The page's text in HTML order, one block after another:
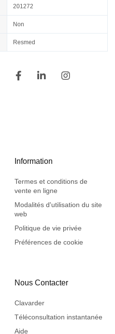
201272
Non
Resmed
Information
Termes et conditions de
vente en ligne
Modalités d'utilisation du site
web
Politique de vie privée
Préférences de cookie
Nous Contacter
Clavarder
Téléconsultation instantanée
Aide